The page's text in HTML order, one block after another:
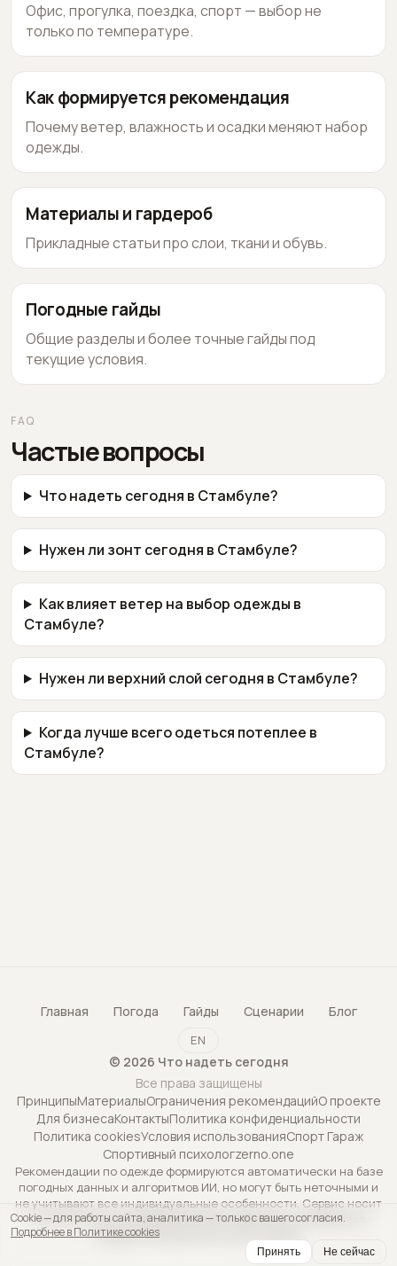
Офис, прогулка, поездка, спорт — выбор не
только по температуре.
Как формируется рекомендация
Почему ветер, влажность и осадки меняют набор
одежды.
Материалы и гардероб
Прикладные статьи про слои, ткани и обувь.
Погодные гайды
Общие разделы и более точные гайды под
текущие условия.
FAQ
Частые вопросы
Что надеть сегодня в Стамбуле?
Нужен ли зонт сегодня в Стамбуле?
Как влияет ветер на выбор одежды в
Стамбуле?
Нужен ли верхний слой сегодня в Стамбуле?
Когда лучше всего одеться потеплее в
Стамбуле?
Главная Погода Гайды Сценарии Блог
EN
© 2026 Что надеть сегодня
Все права защищены
ПринципыМатериалыОграничения рекомендацийО проекте
Для бизнесаКонтактыПолитика конфиденциальности
Политика cookiesУсловия использованияСпорт Гараж
Спортивный психологzerno.one
Рекомендации по одежде формируются автоматически на базе
погодных данных и алгоритмов ИИ, но могут быть неточными и
не учитывают все индивидуальные особенности. Сервис носит
исключительно информационный характер и не является
профессиональной консультацией.
Cookie — для работы сайта, аналитика — только с вашего согласия.
Подробнее в Политике cookies
Принять Не сейчас